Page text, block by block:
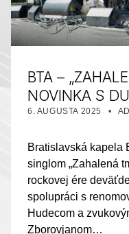
BTA –
NOVINKA S
6. AUGUSTA 2025
Bratislavská kapela
singlom „Zahalená
rockovej ére
spolupráci s
Hudecom a
Zborovjanom…